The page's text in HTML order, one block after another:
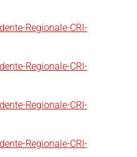
Regionale-CRI-
Regionale-CRI-
Regionale-CRI-
Regionale-CRI-